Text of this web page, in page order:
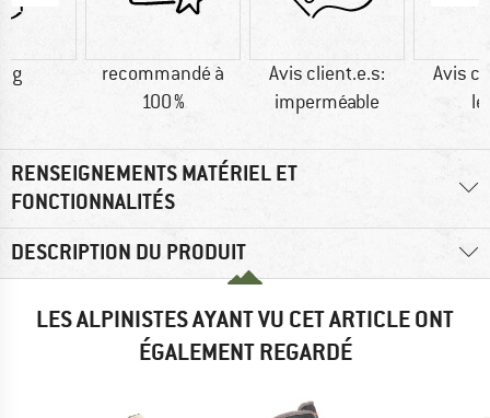
g
recommandé à
100 %
Avis client.e.s:
imperméable
Avis
RENSEIGNEMENTS MATÉRIEL ET
FONCTIONNALITÉS
DESCRIPTION DU PRODUIT
LES ALPINISTES AYANT VU CET ARTICLE ONT
ÉGALEMENT REGARDÉ